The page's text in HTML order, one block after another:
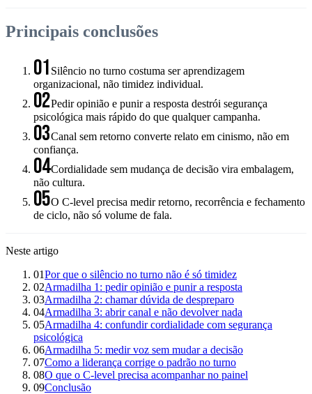
Principais conclusões
01 Silêncio no turno costuma ser aprendizagem
organizacional, não timidez individual.
02Pedir opinião e punir a resposta destrói segurança
psicológica mais rápido do que qualquer campanha.
03Canal sem retorno converte relato em cinismo, não em
confiança.
04Cordialidade sem mudança de decisão vira embalagem,
não cultura.
05O C-level precisa medir retorno, recorrência e fechamento
de ciclo, não só volume de fala.
Neste artigo
01Por que o silêncio no turno não é só timidez
02Armadilha 1: pedir opinião e punir a resposta
03Armadilha 2: chamar dúvida de despreparo
04Armadilha 3: abrir canal e não devolver nada
05Armadilha 4: confundir cordialidade com segurança
psicológica
06Armadilha 5: medir voz sem mudar a decisão
07Como a liderança corrige o padrão no turno
08O que o C-level precisa acompanhar no painel
09Conclusão